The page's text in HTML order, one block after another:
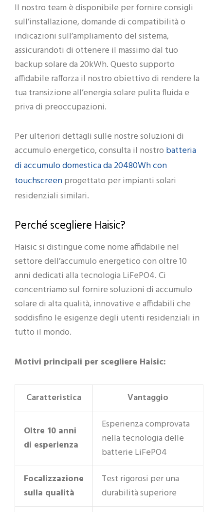
Il nostro team è disponibile per fornire consigli
sull’installazione, domande di compatibilità o
indicazioni sull’ampliamento del sistema,
assicurandoti di ottenere il massimo dal tuo
backup solare da 20kWh. Questo supporto
affidabile rafforza il nostro obiettivo di rendere la
tua transizione all’energia solare pulita fluida e
priva di preoccupazioni.
Per ulteriori dettagli sulle nostre soluzioni di
accumulo energetico, consulta il nostro batteria
di accumulo domestica da 20480Wh con
touchscreenprogettato per impianti solari
residenziali similari.
Perché scegliere Haisic?
Haisic si distingue come nome affidabile nel
settore dell’accumulo energetico con oltre 10
anni dedicati alla tecnologia LiFePO4. Ci
concentriamo sul fornire soluzioni di accumulo
solare di alta qualità, innovative e affidabili che
soddisfino le esigenze degli utenti residenziali in
tutto il mondo.
Motivi principali per scegliere Haisic:
Caratteristica Vantaggio
Oltre 10 anni
di esperienza
Esperienza comprovata
nella tecnologia delle
batterie LiFePO4
Focalizzazione
sulla qualità
Test rigorosi per una
durabilità superiore